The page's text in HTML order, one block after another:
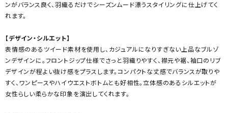
ンがバランス良く、羽織るだけでシーズンムード漂うスタイリングに仕上げてく
れます。
【デザイン・シルエット】
表情感のあるツイード素材を使用し、カジュアルになりすぎない上品なブルゾ
ンデザインに。フロントジップ仕様でさっと羽織りやすく、襟元や裾、袖口のリブ
デザインが程よい抜け感をプラスします。コンパクトな丈感でバランスが取りや
すく、ワンピースやハイウエストボトムとも好相性。立体感のあるシルエットが
女性らしい柔らかな印象を演出してくれます。